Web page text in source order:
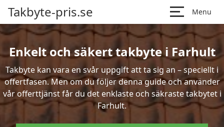
Takbyte-pris.se Menu
Enkelt och säkert takbyte i Farhult
Takbyte kan vara en svår uppgift att ta sig an – speciellt i
offertfasen. Men om du följer denna guide och använder
vår offerttjänst får du det enklaste och säkraste takbytet i
Farhult.